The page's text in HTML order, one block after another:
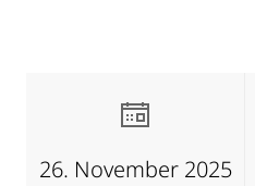
26. November 2025